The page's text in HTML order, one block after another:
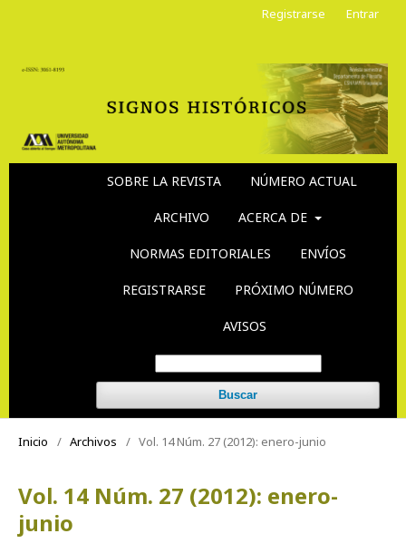
SOBRE LA REVISTA NÚMERO ACTUAL
ARCHIVO ACERCA DE
NORMAS EDITORIALES ENVÍOS
REGISTRARSE PRÓXIMO NÚMERO
AVISOS
Buscar
Registrarse Entrar
Inicio / Archivos / Vol. 14 Núm. 27 (2012): enero-junio
Vol. 14 Núm. 27 (2012): enero-
junio